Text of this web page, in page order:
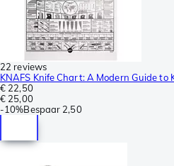
22 reviews
KNAFS Knife Chart: A Modern Guide to
€ 22,50
€ 25,00
-10%Bespaar 2,50